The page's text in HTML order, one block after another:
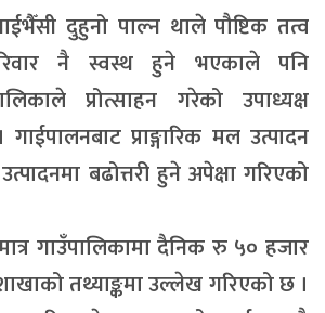
दुहुनो पाल्न थाले पौष्टिक तत्व
नै स्वस्थ हुने भएकाले पनि
प्रोत्साहन गरेको उपाध्यक्ष
प्राङ्गारिक मल उत्पादन
बढोत्तरी हुने अपेक्षा गरिएको
गाउँपालिकामा दैनिक रु ५० हजार
तथ्याङ्कमा उल्लेख गरिएको छ ।